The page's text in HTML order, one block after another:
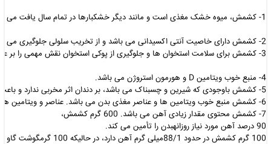
1- کشمش، میوه خشک مغذی است و مانند دیگر خشکبارها در تمام سال یافت می شود. یکغذای پر انرژی، کم چرب و کم سدیم می باشد. بنابراین برای افرادی که رژیم های کم سدیم راباید رعایت کنند، خوردن کشمش بسیار مفید می باشد.
2- کشمش دارای خاصیت آنتی اکسیدانی می باشد و از تخریب سلولی جلوگیری می کند.
3- کشمش برای سلامت استخوان ها و جلوگیری از پوکی استخوان نقش مهمی را بر عهده دارد،به همین دلیل مصرف آن برای زنان قبل از یائسگی بسیار مفید است.
4- منبع خوب ویتامین D و هورمون استروژن می باشد.
5- کشمش باوجودی که شیرین و چسبناک می باشد، بر دندان اثر مخربی ندارد و باعث خرابیدندان نمی شود، حتی می توان گفت این میوه خشک از فساد دندان جلوگیری می کند. کشمشبرای سلامت دندان و لثه بسیار مفید می باشد.
6- کشمش منبع خوب ویتامین ها و عناصر مغذی بدن می باشد. عناصر و ویتامین هایی همچونآهن، پتاسیم، کلسیم و ویتامین B در کشمش موجود است.
7- کشمش محتوی مقدار زیادی آهن می باشد. 600 گرم کشمش،
90 درصد آهن مورد نیاز روزانهبدن را تأمین می کند.